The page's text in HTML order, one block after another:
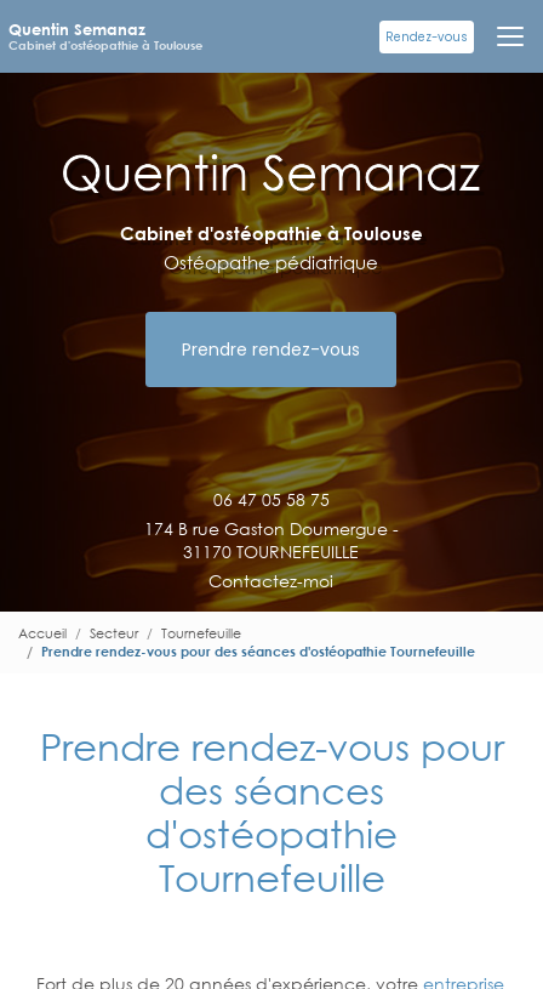
au
principal
Quentin Semanaz
Cabinet d'ostéopathie à Toulouse
Rendez-vous
Cabinet d'ostéopathie à Toulouse
Ostéopathe pédiatrique
Prendre rendez-vous
06 47 05 58 75
174 B rue Gaston Doumergue -
31170 TOURNEFEUILLE
Contactez-moi
Accueil Secteur
Tournefeuille
Prendre rendez-vous pour des séances d'ostéopathie Tournefeuille
Prendre rendez-vous pour
des séances
d'ostéopathie
Tournefeuille
Fort de plus de 20 années d'expérience, votre entreprise